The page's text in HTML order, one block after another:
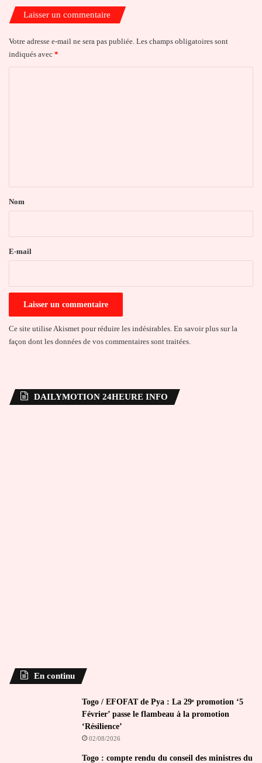
Laisser un commentaire
Votre adresse e-mail ne sera pas publiée. Les champs obligatoires sont
indiqués avec *
a
e
Nom
E-mail
Ce site utilise Akismet pour réduire les indésirables. En savoir plus sur la
façon dont les données de vos commentaires sont traitées
DAILYMOTION 24HEURE INFO
En continu
Togo / EFOFAT de Pya : La 29ᵉ promotion ‘5
Février’ passe le flambeau à la promotion
‘Résilience’
02/08/2026
Togo : compte rendu du conseil des ministres du